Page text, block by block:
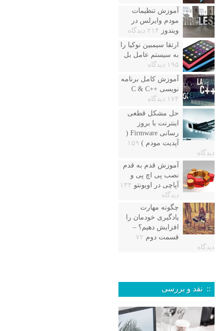
آموزش تنظیمات
مودم وایرلس در
ویندوز
۲۱۴ دیدگاه
ارتقا سیمبین نوکیا را
به سیستم عامل بل
۱۹۵ دیدگاه
آموزش کامل برنامه
نویسی ++C & C
۱۷۴ دیدگاه
حل مشکل قطعی
اینترنت با بروز
رسانی Firmware (
آپدیت مودم ) ۱۵۹
دیدگاه
آموزش قدم به قدم
نصب پی اچ پی و
آپاچی در اوبونتو ۱۳۴
دیدگاه
چگونه مهارت
یادگیری خودمان را
افزایش دهیم؟ –
قسمت دوم ۷۲
دیدگاه
:: نقد و بررسی